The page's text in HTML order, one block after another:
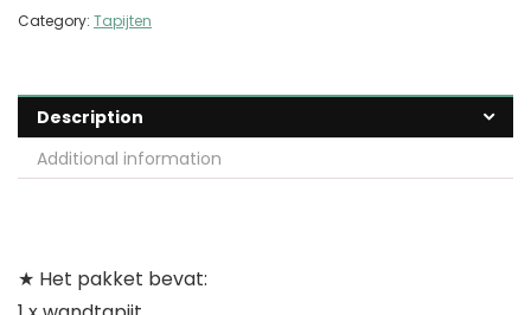
Category: Tapijten
Description
Additional information
★ Het pakket bevat: